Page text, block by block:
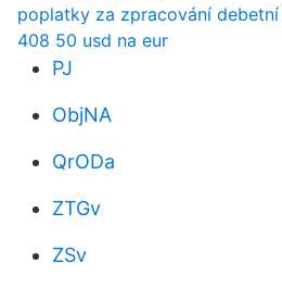
poplatky za zpracování
408 50 usd na eur
PJ
ObjNA
QrODa
ZTGv
ZSv